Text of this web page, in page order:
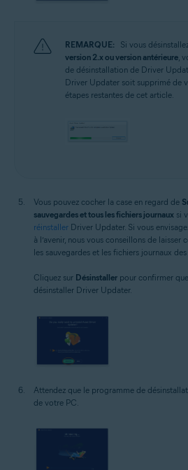
REMARQUE: Si vous
version 2.x ou version antérieure ,
de désinstallation de Driver
Driver Updater soit supprimé de
étapes restantes de cet article.
Vous pouvez cocher la case en regard de
sauvegardes et tous les fichiers journaux si
réinstaller Driver Updater. Si vous
à l’avenir, nous vous conseillons de
les sauvegardes et les fichiers journaux
Cliquez sur Désinstaller pour confirmer
désinstaller Driver Updater.
Attendez que le programme de
de votre PC.